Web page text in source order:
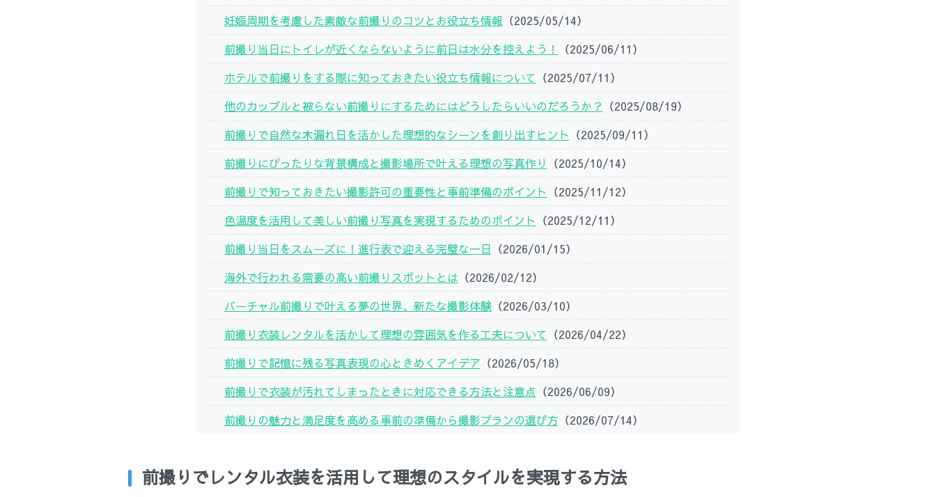
妊娠周期を考慮した素敵な前撮りのコツとお役立ち情報 （2025/05/14）
前撮り当日にトイレが近くならないように前日は水分を控えよう！
（2025/06/11）
ホテルで前撮りをする際に知っておきたい役立ち情報について （2025/07/11）
他のカップルと被らない前撮りにするためにはどうしたらいいのだろうか？ （2025/08/19）
前撮りで自然な木漏れ日を活かした理想的なシーンを創り出すヒント （2025/09/11）
前撮りにぴったりな背景構成と撮影場所で叶える理想の写真作り
（2025/10/14）
前撮りで知っておきたい撮影許可の重要性と事前準備のポイント （2025/11/12）
色温度を活用して美しい前撮り写真を実現するためのポイント （2025/12/11）
前撮り当日をスムーズに！進行表で迎える完璧な一日 （2026/01/15）
海外で行われる需要の高い前撮りスポットとは （2026/02/12）
バーチャル前撮りで叶える夢の世界、新たな撮影体験（2026/03/10）
前撮り衣装レンタルを活かして理想の雰囲気を作る工夫について （2026/04/22）
前撮りで記憶に残る写真表現の心ときめくアイデア （2026/05/18）
前撮りで衣装が汚れてしまったときに対応できる方法と注意点 （2026/06/09）
前撮りの魅力と満足度を高める事前の準備から撮影プランの選び方 （2026/07/14）
前撮りでレンタル衣装を活用して理想のスタイルを実現する方法